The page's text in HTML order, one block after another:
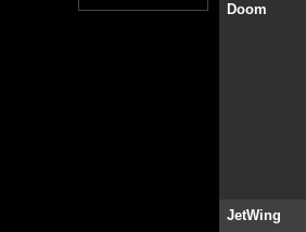
Doom
JetWing